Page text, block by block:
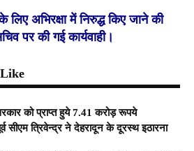
अभिरक्षा में निरुद्ध किए जाने की
पर की गई कार्यवाही।
को प्राप्त हुये 7.41 करोड़ रूपये
सीएम त्रिवेन्द्र ने देहरादून के दूरस्थ इठारना